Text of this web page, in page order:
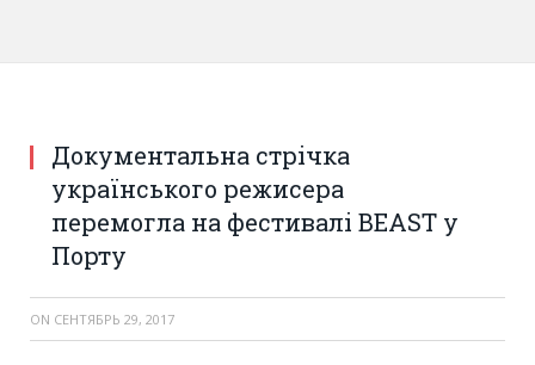
Документальна стрічка
українського режисера
перемогла на фестивалі BEAST у
Порту
ON СЕНТЯБРЬ 29, 2017